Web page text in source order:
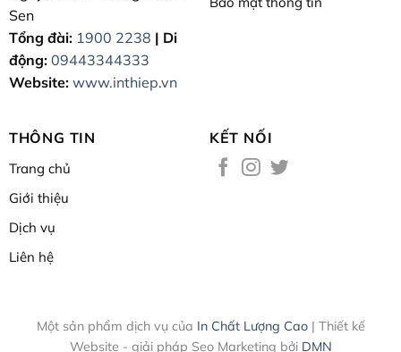
Sen
Tổng đài: 1900 2238 | Di
động: 09443344333
Website: www.inthiep.vn
THÔNG TIN
Trang chủ
Giới thiệu
Dịch vụ
Liên hệ
KẾT NỐI
Một sản phẩm dịch vụ của In Chất Lượng Cao| Thiết kế
Website - giải pháp Seo Marketing bởi DMN